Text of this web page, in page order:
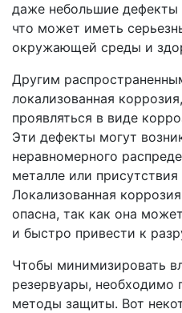
даже небольшие дефекты
что может иметь
окружающей среды и
Другим
локализованная
проявляться в виде
Эти дефекты могут
неравномерного
металле или
Локализованная
опасна, так как она
и быстро привести к
Чтобы минимизировать
резервуары, необходимо
методы защиты. Вот